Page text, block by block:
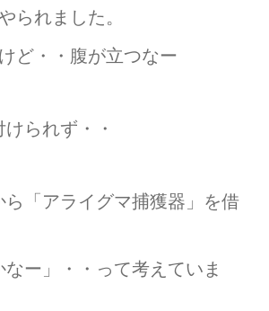
られました。
ど・・腹が立つなー
られず・・
ら「アライグマ捕獲器」を借
なー」・・って考えていま